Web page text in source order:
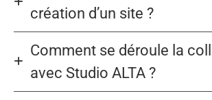
création d’un site ?
Comment se déroule la
avec Studio ALTA ?